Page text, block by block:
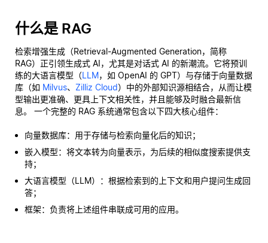
什么是 RAG
检索增强生成（Retrieval-Augmented Generation，简称
RAG）正引领生成式 AI，尤其是对话式 AI 的新潮流。它将预训
练的大语言模型（LLM，如 OpenAI 的 GPT）与存储于向量数据
库（如 Milvus、 Zilliz Cloud）中的外部知识源相结合，从而让模
型输出更准确、更具上下文相关性，并且能够及时融合最新信
息。 一个完整的 RAG 系统通常包含以下四大核心组件：
向量数据库：用于存储与检索向量化后的知识；
嵌入模型：将文本转为向量表示，为后续的相似度搜索提供支
持；
大语言模型（LLM）：根据检索到的上下文和用户提问生成回
答；
框架：负责将上述组件串联成可用的应用。